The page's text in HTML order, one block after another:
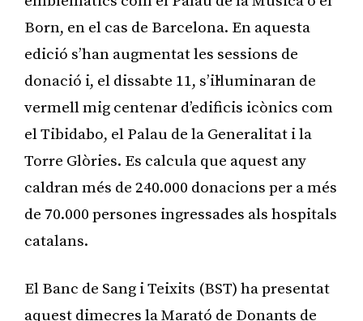
Born, en el cas de Barcelona. En aquesta
edició s’han augmentat les sessions de
donació i, el dissabte 11, s’il·luminaran de
vermell mig centenar d’edificis icònics com
el Tibidabo, el Palau de la Generalitat i la
Torre Glòries. Es calcula que aquest any
caldran més de 240.000 donacions per a més
de 70.000 persones ingressades als hospitals
catalans.
El Banc de Sang i Teixits (BST) ha presentat
aquest dimecres la Marató de Donants de